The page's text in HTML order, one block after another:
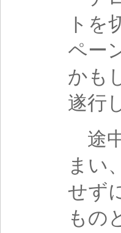
トを
ペー
かも
遂行
途
まい
せず
もの